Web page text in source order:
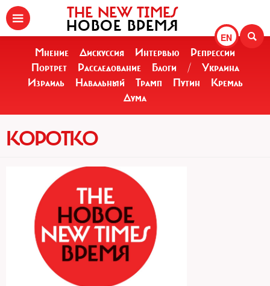
EN
THE NEW TIMES
НОВОЕ ВРЕМЯ
Мнение Дискуссия Интервью
Репрессии
Портрет
Расследование Блоги /
Украина
Израиль
Навальный Трамп Путин
Кремль
Дума
КОРОТКО